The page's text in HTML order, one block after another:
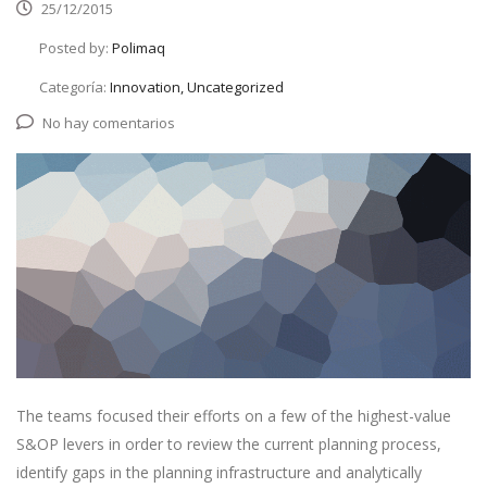
25/12/2015
Posted by: Polimaq
Categoría: Innovation, Uncategorized
No hay comentarios
The teams focused their efforts on a few of the highest-value
S&OP levers in order to review the current planning process,
identify gaps in the planning infrastructure and analytically